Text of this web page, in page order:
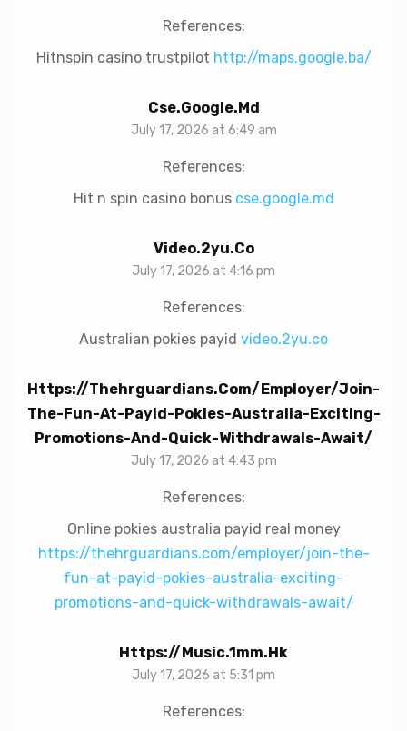
References:
Hitnspin casino trustpilot http://maps.google.ba/
Cse.google.md
July 17, 2026 at 6:49 am
References:
Hit n spin casino bonus cse.google.md
Video.2yu.co
July 17, 2026 at 4:16 pm
References:
Australian pokies payid video.2yu.co
Https://thehrguardians.com/employer/join-
The-Fun-At-Payid-Pokies-Australia-Exciting-
Promotions-And-Quick-Withdrawals-Await/
July 17, 2026 at 4:43 pm
References:
Online pokies australia payid real money
https://thehrguardians.com/employer/join-the-
fun-at-payid-pokies-australia-exciting-
promotions-and-quick-withdrawals-await/
Https://music.1mm.hk
July 17, 2026 at 5:31 pm
References: